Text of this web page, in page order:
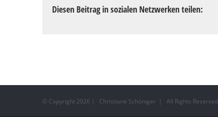
Diesen Beitrag in sozialen Netzwerken teilen:
© Copyright 2026 | Christiane Schöniger | All Rights